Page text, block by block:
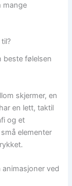
mange
beste følelsen
skjermer, en
en lett, taktil
og et
elementer
ved